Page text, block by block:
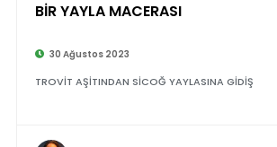
BİR YAYLA MACERASI
30 Ağustos 2023
TROVİT AŞİTINDAN SİCOĞ YAYLASINA GİDİŞ